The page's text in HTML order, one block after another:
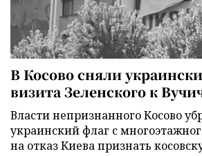
В Косово сняли
визита Зеленского к
Власти непризнанного Косово
украинский флаг с
на отказ Киева признать